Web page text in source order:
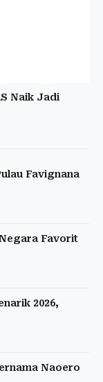
Naik Jadi
Favignana
Favorit
2026,
Naoero